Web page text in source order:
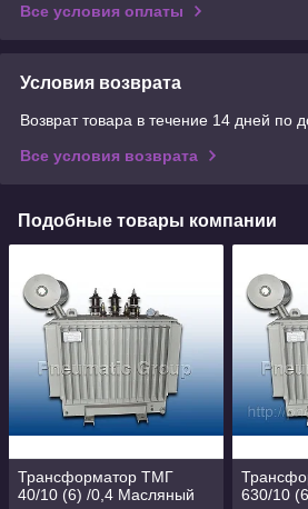
Все условия оплаты
Условия возврата
Возврат товара в течение 14 дней по
Все условия возврата
Подобные товары компании
Трансформатор ТМГ
40/10 (6) /0,4 Масляный
630/10